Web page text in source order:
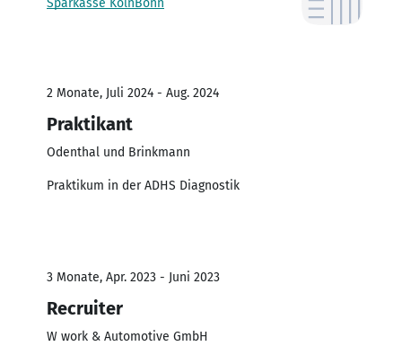
2 Monate, Juli 2024 - Aug. 2024
Praktikant
Odenthal und Brinkmann
Praktikum in der ADHS Diagnostik
3 Monate, Apr. 2023 - Juni 2023
Recruiter
W work & Automotive GmbH